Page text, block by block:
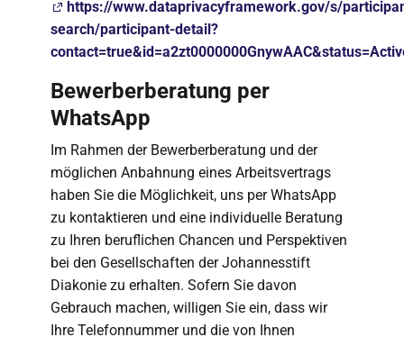
https://www.dataprivacyframework.gov/s/
search/participant-detail?
Bewerberberatung per
WhatsApp
Im Rahmen der Bewerberberatung und der
möglichen Anbahnung eines Arbeitsvertrags
haben Sie die Möglichkeit, uns per WhatsApp
zu kontaktieren und eine individuelle Beratung
zu Ihren beruflichen Chancen und Perspektiven
bei den Gesellschaften der Johannesstift
Diakonie zu erhalten. Sofern Sie davon
Gebrauch machen, willigen Sie ein, dass wir
Ihre Telefonnummer und die von Ihnen